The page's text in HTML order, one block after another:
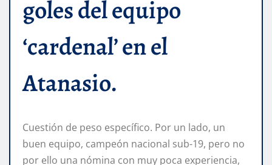
goles del equipo
‘cardenal’ en el
Atanasio.
Cuestión de peso específico. Por un lado, un
buen equipo, campeón nacional sub-19, pero no
por ello una nómina con muy poca experiencia,